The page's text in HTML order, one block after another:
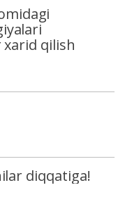
qilish
diqqatiga!